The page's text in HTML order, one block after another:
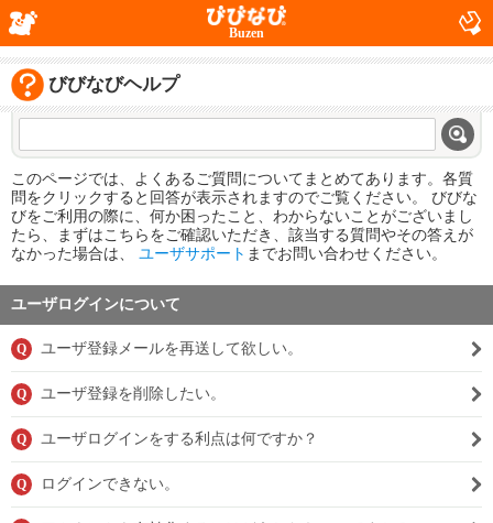
Buzen
びびなびヘルプ
このページでは、よくあるご質問についてまとめてあります。各質
問をクリックすると回答が表示されますのでご覧ください。 びびな
びをご利用の際に、何か困ったこと、わからないことがございまし
たら、まずはこちらをご確認いただき、該当する質問やその答えが
なかった場合は、 ユーザサポート までお問い合わせください。
ユーザログインについて
Q ユーザ登録メールを再送して欲しい。
Q ユーザ登録を削除したい。
Q ユーザログインをする利点は何ですか？
Q ログインできない。